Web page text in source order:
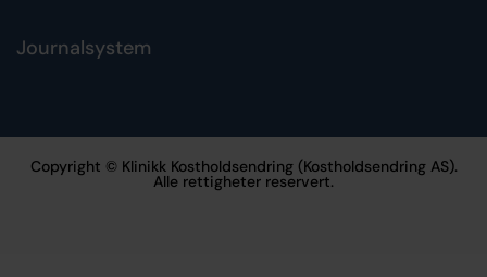
Journalsystem
Copyright © Klinikk Kostholdsendring (Kostholdsendring AS).
Alle rettigheter reservert.